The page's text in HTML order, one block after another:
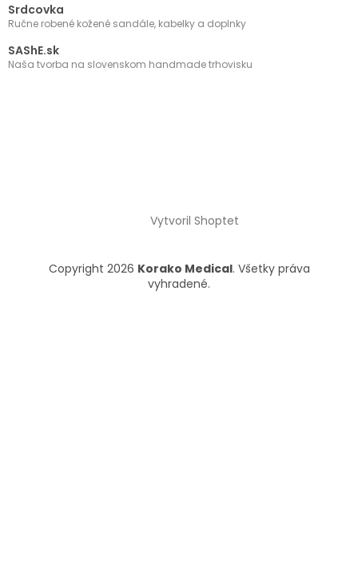
Srdcovka
Ručne robené kožené sandále, kabelky a doplnky
SAShE.sk
Naša tvorba na slovenskom handmade trhovisku
Vytvoril Shoptet
Copyright 2026 Korako Medical. Všetky práva
vyhradené.